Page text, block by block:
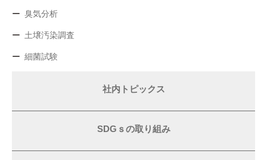
臭気分析
土壌汚染調査
細菌試験
社内トピックス
SDGｓの取り組み